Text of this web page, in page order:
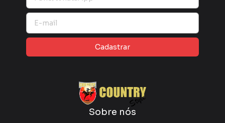
Sobre nós